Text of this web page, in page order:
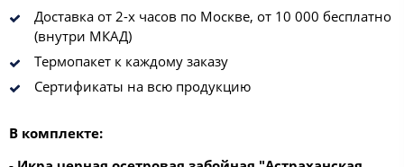
Доставка от 2-х часов по Москве, от 10 000 бесплатно
(внутри МКАД)
Термопакет к каждому заказу
Сертификаты на всю продукцию
В комплекте: